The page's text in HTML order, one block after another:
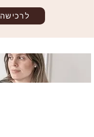
לרכישה